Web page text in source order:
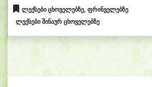
ლექსები ცხოველებზე, ფრინველებზე
ლექსები შინაურ ცხოველებზე